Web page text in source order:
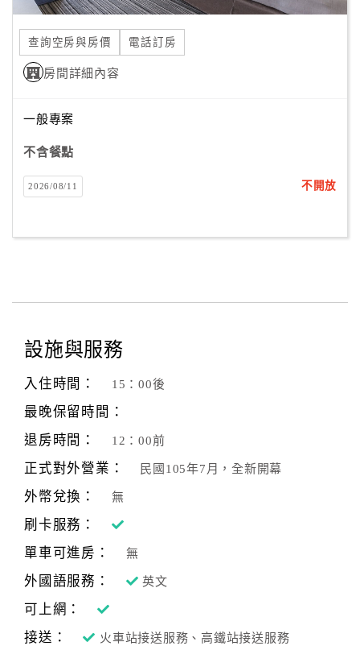
查詢空房與房價 電話訂房
房間詳細內容
一般專案
不含餐點
2026/08/11 不開放
設施與服務
入住時間： 15：00後
最晚保留時間：
退房時間：
12：00前
正式對外營業： 民國105年7月，全新開幕
外幣兌換： 無
刷卡服務：
單車可進房：
無
外國語服務： 英文
可上網：
接送：
火車站接送服務、高鐵站接送服務